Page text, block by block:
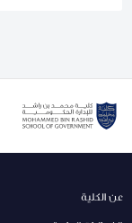
عن الكلية